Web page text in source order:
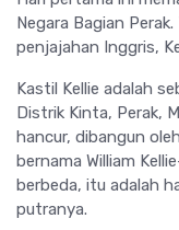
Negara Bagian
penjajahan Inggris,
Kastil Kellie adalah
Distrik Kinta, Perak,
hancur, dibangun
bernama William
berbeda, itu adalah
putranya.